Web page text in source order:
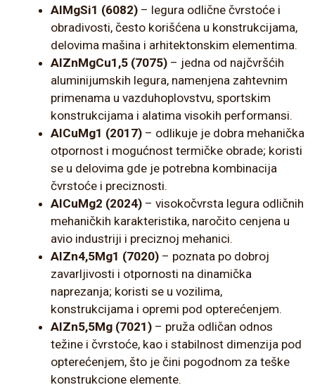
AlMgSi1 (6082) – legura odlične čvrstoće i
obradivosti, često korišćena u konstrukcijama,
delovima mašina i arhitektonskim elementima.
AlZnMgCu1,5 (7075) – jedna od najčvršćih
aluminijumskih legura, namenjena zahtevnim
primenama u vazduhoplovstvu, sportskim
konstrukcijama i alatima visokih performansi.
AlCuMg1 (2017) – odlikuje je dobra mehanička
otpornost i mogućnost termičke obrade; koristi
se u delovima gde je potrebna kombinacija
čvrstoće i preciznosti.
AlCuMg2 (2024) – visokočvrsta legura odličnih
mehaničkih karakteristika, naročito cenjena u
avio industriji i preciznoj mehanici.
AlZn4,5Mg1 (7020) – poznata po dobroj
zavarljivosti i otpornosti na dinamička
naprezanja; koristi se u vozilima,
konstrukcijama i opremi pod opterećenjem.
AlZn5,5Mg (7021) – pruža odličan odnos
težine i čvrstoće, kao i stabilnost dimenzija pod
opterećenjem, što je čini pogodnom za teške
konstrukcione elemente.